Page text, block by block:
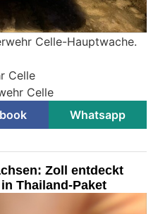
Celle-Hauptwache.
Celle
Celle
Whatsapp
Zoll entdeckt
Thailand-Paket